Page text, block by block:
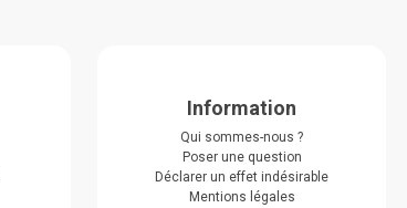
Information
Qui sommes-nous ?
Poser une question
Déclarer un effet indésirable
Mentions légales